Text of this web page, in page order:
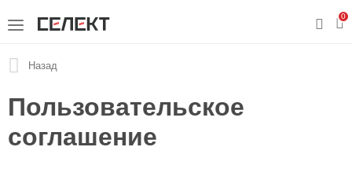
0
Назад
Пользовательское
соглашение